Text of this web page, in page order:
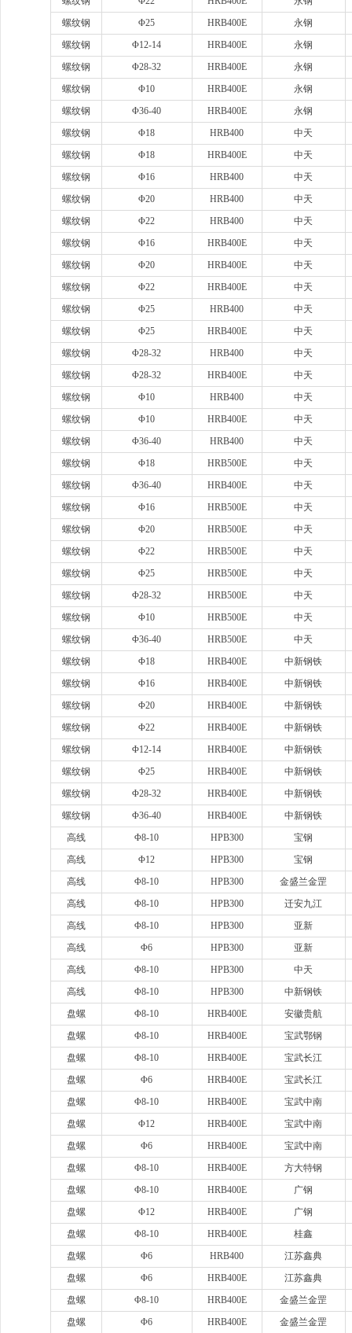
螺纹钢
Φ25 HRB400E
永钢
螺纹钢
Φ12-14 HRB400E
永钢
螺纹钢
Φ28-32 HRB400E
永钢
螺纹钢
Φ10 HRB400E
永钢
螺纹钢
Φ36-40 HRB400E
永钢
螺纹钢
Φ18 HRB400
中天
螺纹钢
Φ18 HRB400E
中天
螺纹钢
Φ16 HRB400
中天
螺纹钢
Φ20 HRB400
中天
螺纹钢
Φ22 HRB400
中天
螺纹钢
Φ16 HRB400E
中天
螺纹钢
Φ20 HRB400E
中天
螺纹钢
Φ22 HRB400E
中天
螺纹钢
Φ25 HRB400
中天
螺纹钢
Φ25 HRB400E
中天
螺纹钢
Φ28-32 HRB400
中天
螺纹钢
Φ28-32 HRB400E
中天
螺纹钢
Φ10 HRB400
中天
螺纹钢
Φ10 HRB400E
中天
螺纹钢
Φ36-40 HRB400
中天
螺纹钢
Φ18 HRB500E
中天
螺纹钢
Φ36-40 HRB400E
中天
螺纹钢
Φ16 HRB500E
中天
螺纹钢
Φ20 HRB500E
中天
螺纹钢
Φ22 HRB500E
中天
螺纹钢
Φ25 HRB500E
中天
螺纹钢
Φ28-32 HRB500E
中天
螺纹钢
Φ10 HRB500E
中天
螺纹钢
Φ36-40 HRB500E
中天
螺纹钢
Φ18 HRB400E
中新钢铁
螺纹钢
Φ16 HRB400E
中新钢铁
螺纹钢
Φ20 HRB400E
中新钢铁
螺纹钢
Φ22 HRB400E
中新钢铁
螺纹钢
Φ12-14 HRB400E
中新钢铁
螺纹钢
Φ25 HRB400E
中新钢铁
螺纹钢
Φ28-32 HRB400E
中新钢铁
螺纹钢
Φ36-40 HRB400E
中新钢铁
高线
Φ8-10 HPB300
宝钢
高线
Φ12 HPB300
宝钢
高线
Φ8-10 HPB300
金盛兰金罡
高线
Φ8-10 HPB300
迁安九江
高线
Φ8-10 HPB300
亚新
高线
Φ6 HPB300
亚新
高线
Φ8-10 HPB300
中天
高线
Φ8-10 HPB300
中新钢铁
盘螺
Φ8-10 HRB400E
安徽贵航
盘螺
Φ8-10 HRB400E
宝武鄂钢
盘螺
Φ8-10 HRB400E
宝武长江
盘螺
Φ6 HRB400E
宝武长江
盘螺
Φ8-10 HRB400E
宝武中南
盘螺
Φ12 HRB400E
宝武中南
盘螺
Φ6 HRB400E
宝武中南
盘螺
Φ8-10 HRB400E
方大特钢
盘螺
Φ8-10 HRB400E
广钢
盘螺
Φ12 HRB400E
广钢
盘螺
Φ8-10 HRB400E
桂鑫
盘螺
Φ6 HRB400
江苏鑫典
盘螺
Φ6 HRB400E
江苏鑫典
盘螺
Φ8-10 HRB400E
金盛兰金罡
盘螺
Φ6 HRB400E 金盛兰金罡